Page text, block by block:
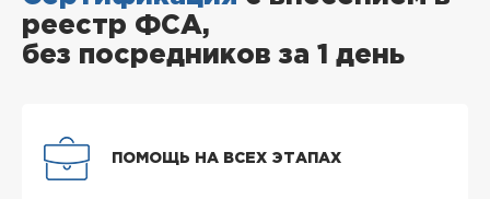
реестр ФСА,
без посредников за 1 день
ПОМОЩЬ НА ВСЕХ ЭТАПАХ